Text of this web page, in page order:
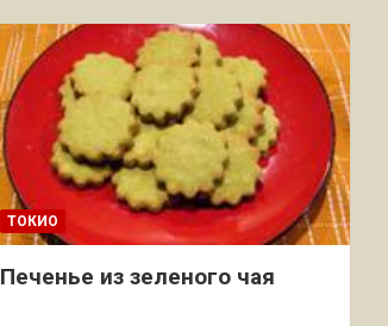
ТОКИО
Печенье из зеленого чая